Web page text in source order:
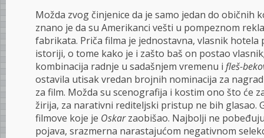
Možda zvog činjenice da je samo jedan do običnih
znano je da su Amerikanci vešti u pompeznom
fabrikata. Priča filma je jednostavna, vlasnik hotela
istoriji, o tome kako je i zašto baš on postao
kombinacija radnje u sadašnjem vremenu i fleš-
ostavila utisak vredan brojnih nominacija za
za film. Možda su scenografija i kostim ono što će
žirija, za narativni rediteljski pristup ne bih glasao.
filmove koje je Oskarzaobišao. Najbolji ne
pojava, srazmerna narastajućom negativnom